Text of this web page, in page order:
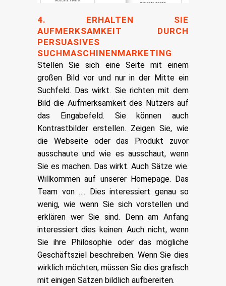
4. ERHALTEN SIE
AUFMERKSAMKEIT DURCH
PERSUASIVES
SUCHMASCHINENMARKETING
Stellen Sie sich eine Seite mit einem
großen Bild vor und nur in der Mitte ein
Suchfeld. Das wirkt. Sie richten mit dem
Bild die Aufmerksamkeit des Nutzers auf
das Eingabefeld. Sie können auch
Kontrastbilder erstellen. Zeigen Sie, wie
die Webseite oder das Produkt zuvor
ausschaute und wie es ausschaut, wenn
Sie es machen. Das wirkt.Auch Sätze wie.
Willkommen auf unserer Homepage. Das
Team von …. Dies interessiert genau so
wenig, wie wenn Sie sich vorstellen und
erklären wer Sie sind. Denn am Anfang
interessiert dies keinen. Auch nicht, wenn
Sie ihre Philosophie oder das mögliche
Geschäftsziel beschreiben. Wenn Sie dies
wirklich möchten, müssen Sie dies grafisch
mit einigen Sätzen bildlich aufbereiten.